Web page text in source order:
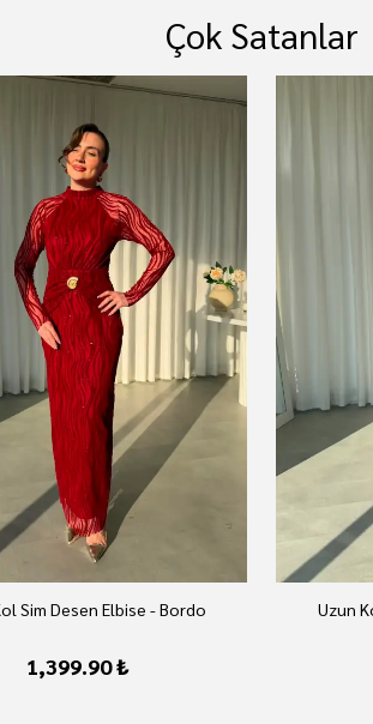
Çok Satanlar
Sim Desen Elbise - Bordo
1,399.90 ₺
Uzun